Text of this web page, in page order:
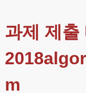
과제 제출
m